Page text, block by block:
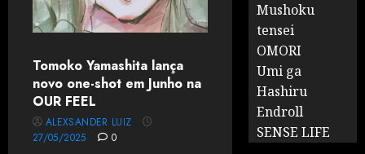
Tomoko Yamashita lança
novo one-shot em Junho na
OUR FEEL
ALEXSANDER LUIZ
27/05/2025
0
Mushoku
tensei
OMORI
Umi ga
Hashiru
Endroll
SENSE LIFE